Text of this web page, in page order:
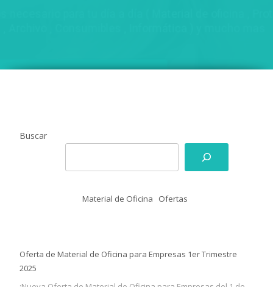
Buscar
Material de Oficina Ofertas
Oferta de Material de Oficina para Empresas 1er Trimestre
2025